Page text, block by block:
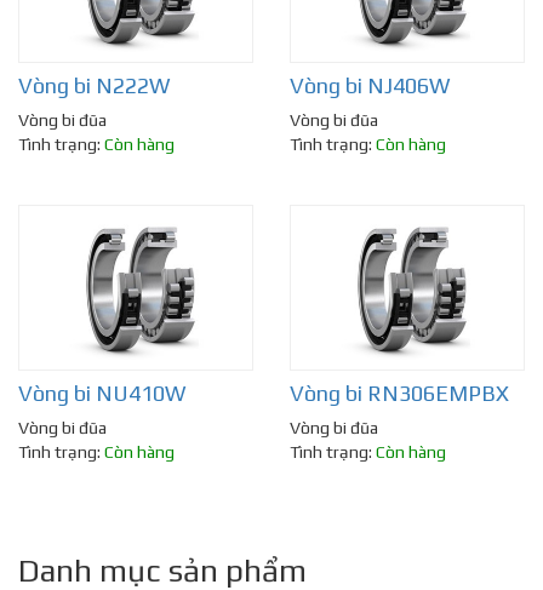
Vòng bi N222W
Vòng bi đũa
Tình trạng: Còn hàng
Vòng bi NJ406W
Vòng bi đũa
Tình trạng: Còn hàng
Vòng bi NU410W
Vòng bi đũa
Tình trạng: Còn hàng
Vòng bi RN306EMPBX
Vòng bi đũa
Tình trạng: Còn hàng
Danh mục sản phẩm